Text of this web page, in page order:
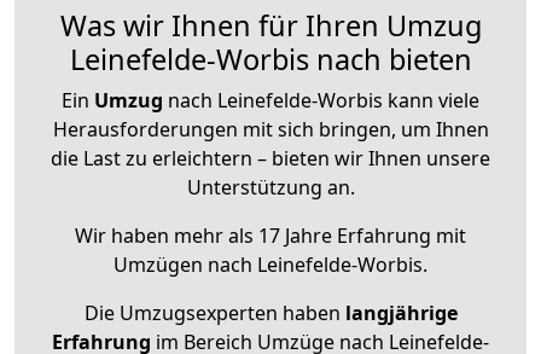
Was wir Ihnen für Ihren Umzug
Leinefelde-Worbis nach bieten
Ein Umzug nach Leinefelde-Worbis kann viele
Herausforderungen mit sich bringen, um Ihnen
die Last zu erleichtern – bieten wir Ihnen unsere
Unterstützung an.
Wir haben mehr als 17 Jahre Erfahrung mit
Umzügen nach Leinefelde-Worbis.
Die Umzugsexperten haben langjährige
Erfahrung im Bereich Umzüge nach Leinefelde-